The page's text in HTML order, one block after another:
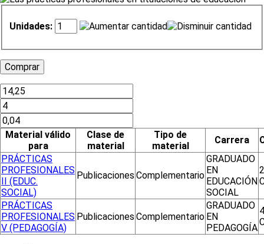
Unidades:
Material válido
para
Clase de
material
Tipo de
material
Carrera
PRÁCTICAS
PROFESIONALES
II (EDUC.
SOCIAL)
Publicaciones Complementario
GRADUADO
EN
EDUCACIÓN
SOCIAL
PRÁCTICAS
PROFESIONALES
V (PEDAGOGÍA)
Publicaciones Complementario
GRADUADO
EN
PEDAGOGÍA